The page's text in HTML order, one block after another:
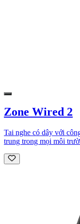
Zone Wired 2
Tai nghe có dây với
trung trong mọi môi